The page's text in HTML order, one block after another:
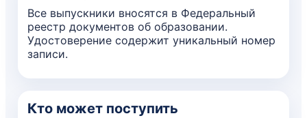
Все выпускники вносятся в Федеральный
реестр документов об образовании.
Удостоверение содержит уникальный номер
записи.
Кто может поступить